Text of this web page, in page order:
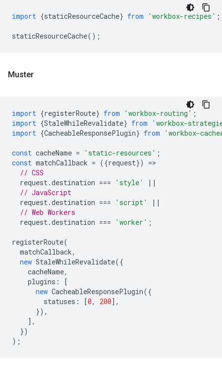
import {staticResourceCache} from 'workbox-recipes' ;
staticResourceCache();
Muster
import {registerRoute} from 'workbox-routing' ;
import {StaleWhileRevalidate} from
'workbox-
import {CacheableResponsePlugin} from 'workbox-
const cacheName = 'static-resources' ;
const matchCallback = ({request}) =
// CSS
request.destination === 'style'
||
// JavaScript
request.destination === 'script'
||
// Web Workers
request.destination === 'worker' ;
registerRoute(
matchCallback,
new StaleWhileRevalidate({
cacheName,
plugins :
[
new CacheableResponsePlugin({
statuses : [0, 200],
}),
],
})
);